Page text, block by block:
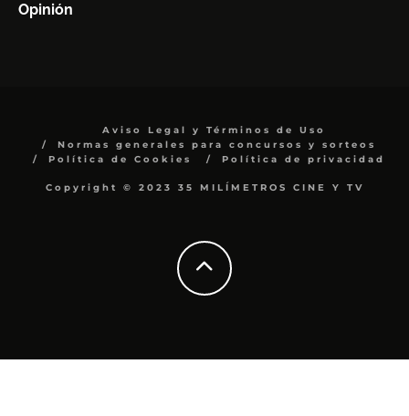
Opinión
Aviso Legal y Términos de Uso
Normas generales para concursos y sorteos
Política de Cookies
Política de privacidad
Copyright © 2023 35 MILÍMETROS CINE Y TV